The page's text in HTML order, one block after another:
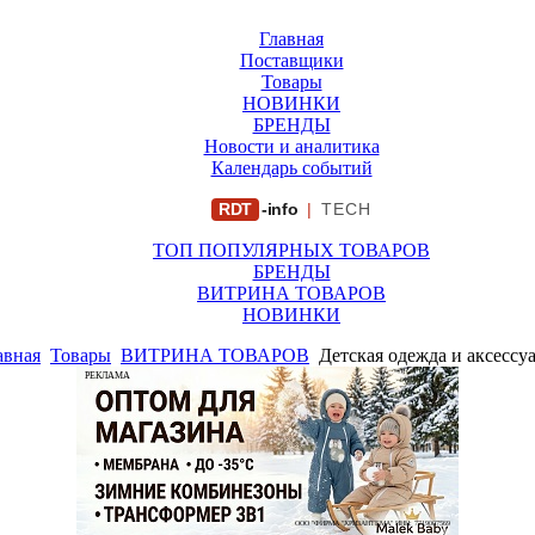
Главная
Поставщики
Товары
НОВИНКИ
БРЕНДЫ
Новости и аналитика
Календарь событий
RDT -info | TECH
ТОП ПОПУЛЯРНЫХ ТОВАРОВ
БРЕНДЫ
ВИТРИНА ТОВАРОВ
НОВИНКИ
Товары ВИТРИНА ТОВАРОВ Детская одежда и
РЕКЛАМА
ООО "ФИРМА "ХРИЗАНТЕМА" ИНН: 7719007569